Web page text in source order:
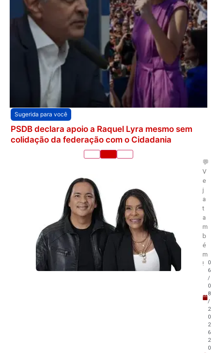
Sugerida para você
PSDB declara apoio a Raquel Lyra mesmo sem
colidação da federação com o Cidadania
💬
V
e
j
a
t
a
m
b
é
m
!
0
6
/
0
8
/
2
0
2
6
2
0